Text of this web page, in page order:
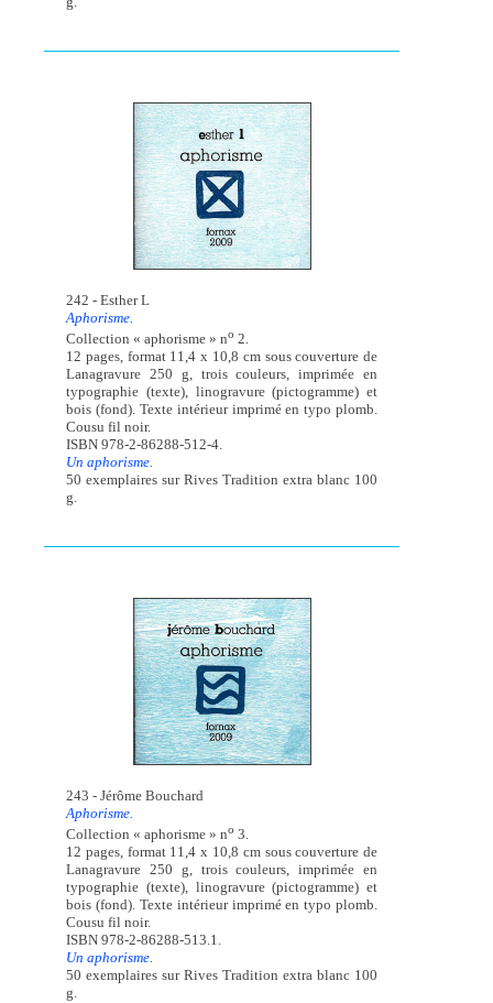
242 - Esther L
Aphorisme.
Collection « aphorisme » no 2.
12 pages, format 11,4 x 10,8 cm sous couverture de
Lanagravure 250 g, trois couleurs, imprimée en
typographie (texte), linogravure (pictogramme) et
bois (fond). Texte intérieur imprimé en typo plomb.
Cousu fil noir.
ISBN 978-2-86288-512-4.
Un aphorisme.
50 exemplaires sur Rives Tradition extra blanc 100
g.
243 - Jérôme Bouchard
Aphorisme.
Collection « aphorisme » no 3.
12 pages, format 11,4 x 10,8 cm sous couverture de
Lanagravure 250 g, trois couleurs, imprimée en
typographie (texte), linogravure (pictogramme) et
bois (fond). Texte intérieur imprimé en typo plomb.
Cousu fil noir.
ISBN 978-2-86288-513.1.
Un aphorisme.
50 exemplaires sur Rives Tradition extra blanc 100
g.